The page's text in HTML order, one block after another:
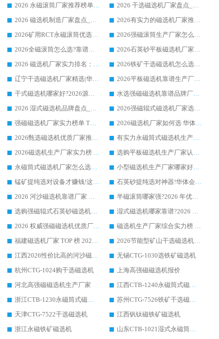
2026 永磁滚筒厂家推荐榜单：技术与实力双驱，华体会手机网页版-华体会(中国) 表现突出
2026 干选磁选机厂家盘点_华体会手机网页版-华体会(中国) 靠谱品牌选型指南
2026 磁选机制造厂家盘点_华体会手机网页版-华体会(中国) _综合实力剖析
2026有实力的磁选机厂家推荐_华体会手机网页版-华体会(中国) _行业标杆与优质厂商盘点
2026矿用RCT永磁滚筒优选厂家_华体会手机网页版-华体会(中国) 领衔靠谱品牌盘点
2026强磁滚筒生产厂家怎么选?行业口碑推荐华体会手机网页版-华体会(中国)
2026全磁滚筒怎么选?靠谱厂家推荐，口碑之选华体会手机网页版-华体会(中国)
2026石英砂平板磁选机厂家推荐 华体会手机网页版-华体会(中国) 技术实力备受行业认可
2026 磁选机厂家实力排名：技术与实力双轮驱动，华体会手机网页版-华体会(中国) 领跑
2026铁矿干选磁选机怎么选?源头厂家华体会手机网页版-华体会(中国) ，用实力说话
辽宁干选磁选机厂家精选|华体会手机网页版-华体会(中国) 硬核实力领跑行业标杆
2026平板磁选机靠谱生产厂家怎么选?行业标杆华体会手机网页版-华体会(中国) ，凭硬实力脱颖而出
干式磁选机哪家好?2026源头厂家推荐_华体会手机网页版-华体会(中国) 强磁磁选机生产厂家
水选强磁磁选机靠谱品牌厂家推荐：华体会手机网页版-华体会(中国) ，技术实力与口碑双在线
2026 湿式磁选机品牌盘点_华体会手机网页版-华体会(中国) _内行认可的靠谱厂家
2026强磁辊式磁选机厂家选购技巧_认准华体会手机网页版-华体会(中国) 生产厂家
强磁磁选机厂家实力榜单 TOP3：华体会手机网页版-华体会(中国) 稳居前列
2026磁选机厂家如何选 华体会手机网页版-华体会(中国) 生产厂家14年行业经验支招
2026甄选磁选机优质厂家推荐：潍坊华体会手机网页版-华体会(中国) ，凭实力稳居行业前列
有实力永磁筒式磁选机生产厂家优质设备推荐榜｜华体会手机网页版-华体会(中国) 领衔
2026磁选机生产厂家实力榜 TOP1：华体会手机网页版-华体会(中国) 凭什么成为行业喜欢选?
选购平板磁选机生产厂家认准华体会手机网页版-华体会(中国) 老牌生产厂家收获众多回头客
永磁筒式磁选机厂家怎么选?14 年老厂华体会手机网页版-华体会(中国) 凭实力出圈，这 5 大优势太圈粉
小型磁选机生产厂家哪家好?2026 年实测推荐，华体会手机网页版-华体会(中国) 十年口碑厂值得闭眼入
锰矿提纯选对设备才赚钱!这家临朐厂家的强磁辊磁选机凭啥成行业标杆?
石英砂提纯选对神器!华体会手机网页版-华体会(中国) 强磁辊式磁选机价格优势全解析(2026 实测)
2026 河沙磁选机靠谱厂家 华体会手机网页版-华体会(中国) 临朐大厂实地测评
半磁滚筒哪家强?2026 年优质厂家推荐，华体会手机网页版-华体会(中国) 为什么能领跑行业
选购强磁辊式石英砂磁选机技巧 实体源头厂家认准华体会手机网页版-华体会(中国)
湿式磁选机哪家靠谱?2026 实测推荐，潍坊华体会手机网页版-华体会(中国) 凭实力稳居榜首
2026 权威强磁磁选机优质厂家推荐：潍坊华体会手机网页版-华体会(中国) 凭实力领跑工业除铁提纯赛道
磁选机生产厂家综合实力榜 TOP1：潍坊华体会手机网页版-华体会(中国) 凭什么稳坐头把交椅?
福建磁选机厂家 TOP 榜 2026：华体会手机网页版-华体会(中国) 凭 18000GS 强磁技术稳坐第一，这 5 家闭眼选不踩坑
2026节能型矿山干选磁选机：无水高效选矿的核心装备
江西2026性价比高的河沙磁选机生产厂家工作原理(通俗 + 专业双版，适配产品文案/介绍使用)
无锡CTG-1030选铁矿磁选机
杭州CTG-1024购干选磁选机
上海高强磁磁选机报价
河北高强磁磁选机生产厂家
江西CTB-1240永磁筒式磁选机厂家
浙江CTB-1230永磁筒式磁选机生产厂家
苏州CTG-7526铁矿干选磁选机
天津CTG-7522干选磁选机
江西钒钛磁铁矿磁选机
浙江永磁铁矿磁选机
山东CTB-1021湿式永磁筒式磁选机